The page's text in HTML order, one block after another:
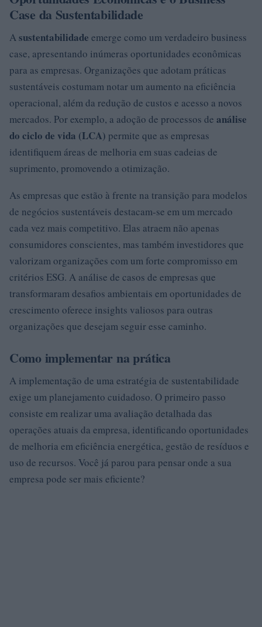
Case da Sustentabilidade
Asustentabilidade emerge como um verdadeiro business
case, apresentando inúmeras oportunidades econômicas
para as empresas. Organizações que adotam práticas
sustentáveis costumam notar um aumento na eficiência
operacional, além da redução de custos e acesso a novos
mercados. Por exemplo, a adoção de processos de análise
do ciclo de vida (LCA) permite que as empresas
identifiquem áreas de melhoria em suas cadeias de
suprimento, promovendo a otimização.
As empresas que estão à frente na transição para modelos
de negócios sustentáveis destacam-se em um mercado
cada vez mais competitivo. Elas atraem não apenas
consumidores conscientes, mas também investidores que
valorizam organizações com um forte compromisso em
critérios ESG. A análise de casos de empresas que
transformaram desafios ambientais em oportunidades de
crescimento oferece insights valiosos para outras
organizações que desejam seguir esse caminho.
Como implementar na prática
A implementação de uma estratégia de sustentabilidade
exige um planejamento cuidadoso. O primeiro passo
consiste em realizar uma avaliação detalhada das
operações atuais da empresa, identificando oportunidades
de melhoria em eficiência energética, gestão de resíduos e
uso de recursos. Você já parou para pensar onde a sua
empresa pode ser mais eficiente?